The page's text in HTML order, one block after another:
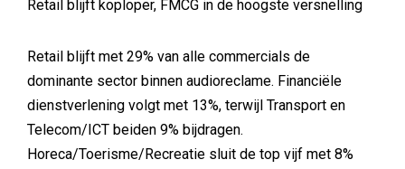
Retail blijft koploper, FMCG in de hoogste versnelling
Retail blijft met 29% van alle commercials de
dominante sector binnen audioreclame. Financiële
dienstverlening volgt met 13%, terwijl Transport en
Telecom/ICT beiden 9% bijdragen.
Horeca/Toerisme/Recreatie sluit de top vijf met 8%